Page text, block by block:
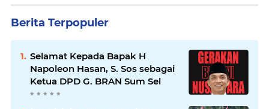
Berita Terpopuler
Selamat Kepada Bapak H
Napoleon Hasan, S. Sos sebagai
Ketua DPD G. BRAN Sum Sel